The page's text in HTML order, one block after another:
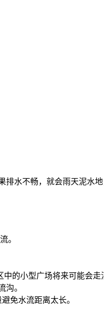
水不畅，就会雨天泥水
。
的小型广场将来可能会走
沟。
免水流距离太长。